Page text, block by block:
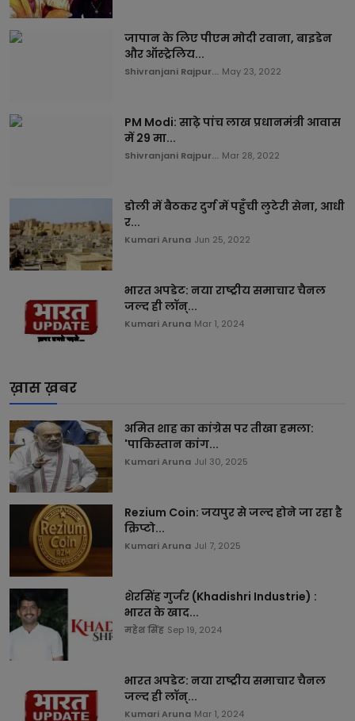
जापान के लिए पीएम मोदी रवाना, बाइडेन
और ऑस्ट्रेलिय...
Shivranjani Rajpur... May 23, 2022
PM Modi: साढ़े पांच लाख प्रधानमंत्री आवास
में 29 मा...
Shivranjani Rajpur... Mar 28, 2022
डोली में बैठकर दुर्ग में पहुँची लुटेरी सेना, आधी
र...
Kumari Aruna Jun 25, 2022
भारत अपडेट: नया राष्ट्रीय समाचार चैनल
जल्द ही लॉन्...
Kumari Aruna Mar 1, 2024
ख़ास ख़बर
अमित शाह का कांग्रेस पर तीखा हमला:
'पाकिस्तान कांग...
Kumari Aruna Jul 30, 2025
Rezium Coin: जयपुर से जल्द होने जा रहा है
क्रिप्टो...
Kumari Aruna Jul 7, 2025
शेरसिंह गुर्जर (Khadishri Industrie) :
भारत के खाद...
महेश सिंह Sep 19, 2024
भारत अपडेट: नया राष्ट्रीय समाचार चैनल
जल्द ही लॉन्...
Kumari Aruna Mar 1, 2024